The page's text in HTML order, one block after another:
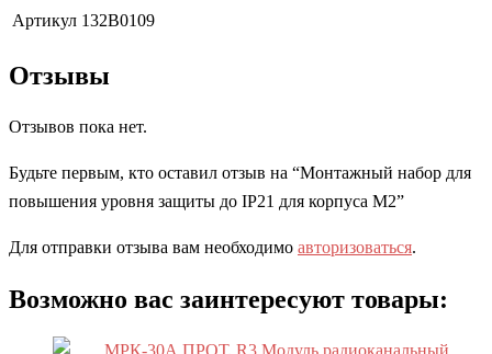
Артикул 132B0109
Отзывы
Отзывов пока нет.
Будьте первым, кто оставил отзыв на “Монтажный набор для
повышения уровня защиты до IP21 для корпуса M2”
Для отправки отзыва вам необходимо авторизоваться.
Возможно вас заинтересуют товары: